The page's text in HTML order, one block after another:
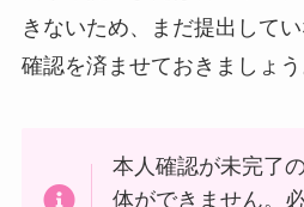
きないため、まだ提出して
確認を済ませておきましょう
本人確認が未完了
体ができません。